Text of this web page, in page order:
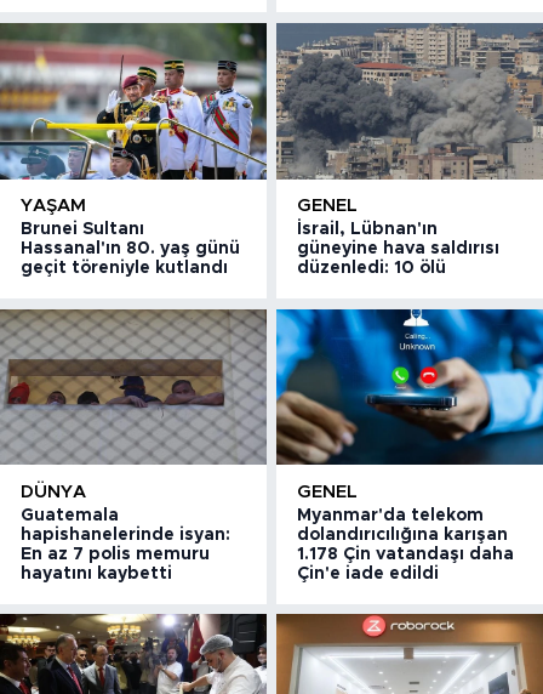
YAŞAM
Brunei Sultanı
Hassanal'ın 80. yaş günü
geçit töreniyle kutlandı
GENEL
İsrail, Lübnan'ın
güneyine hava saldırısı
düzenledi: 10 ölü
DÜNYA
Guatemala
hapishanelerinde isyan:
En az 7 polis memuru
hayatını kaybetti
GENEL
Myanmar'da telekom
dolandırıcılığına karışan
1.178 Çin vatandaşı daha
Çin'e iade edildi